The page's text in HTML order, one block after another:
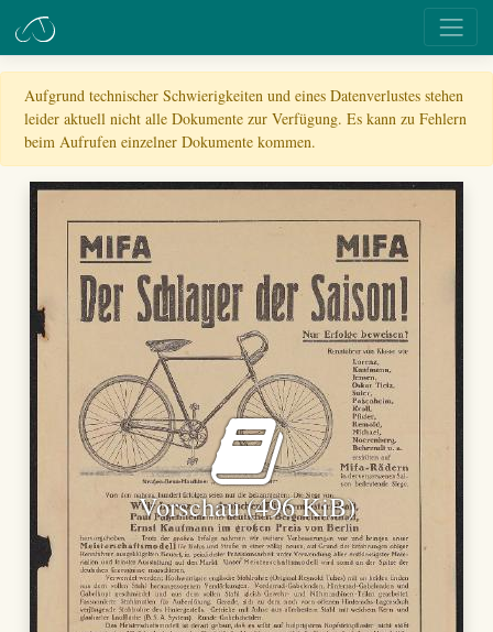
Aufgrund technischer Schwierigkeiten und eines Datenverlustes stehen
leider aktuell nicht alle Dokumente zur Verfügung. Es kann zu Fehlern
beim Aufrufen einzelner Dokumente kommen.
Vorschau (496 KiB)